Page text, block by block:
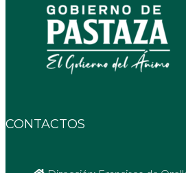
CONTACTOS